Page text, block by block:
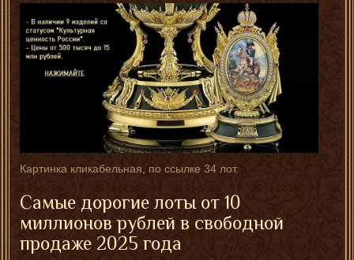
Картинка кликабельная, по ссылке 34 лот.
Самые дорогие лоты от 10
миллионов рублей в свободной
продаже 2025 года